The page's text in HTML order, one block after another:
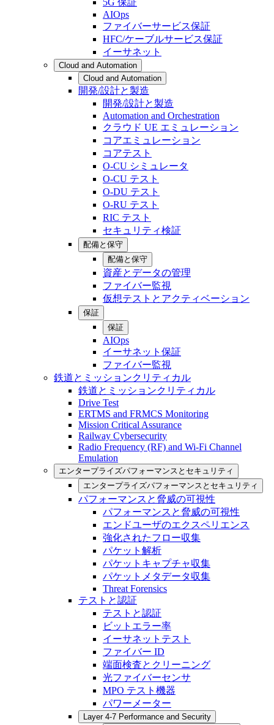
5G 保証
AIOps
ファイバーサービス保証
HFC/ケーブルサービス保証
イーサネット
Cloud and Automation
Cloud and Automation
開発/設計と製造
開発/設計と製造
Automation and Orchestration
クラウド UE エミュレーション
コアエミュレーション
コアテスト
O-CU シミュレータ
O-CU テスト
O-DU テスト
O-RU テスト
RIC テスト
セキュリティ検証
配備と保守
配備と保守
資産とデータの管理
ファイバー監視
仮想テストとアクティベーション
保証
保証
AIOps
イーサネット保証
ファイバー監視
鉄道とミッションクリティカル
鉄道とミッションクリティカル
Drive Test
ERTMS and FRMCS Monitoring
Mission Critical Assurance
Railway Cybersecurity
Radio Frequency (RF) and Wi-Fi Channel
Emulation
エンタープライズパフォーマンスとセキュリティ
エンタープライズパフォーマンスとセキュリティ
パフォーマンスと脅威の可視性
パフォーマンスと脅威の可視性
エンドユーザのエクスペリエンス
強化されたフロー収集
パケット解析
パケットキャプチャ収集
パケットメタデータ収集
Threat Forensics
テストと認証
テストと認証
ビットエラー率
イーサネットテスト
ファイバー ID
端面検査とクリーニング
光ファイバーセンサ
MPO テスト機器
パワーメーター
Layer 4-7 Performance and Security